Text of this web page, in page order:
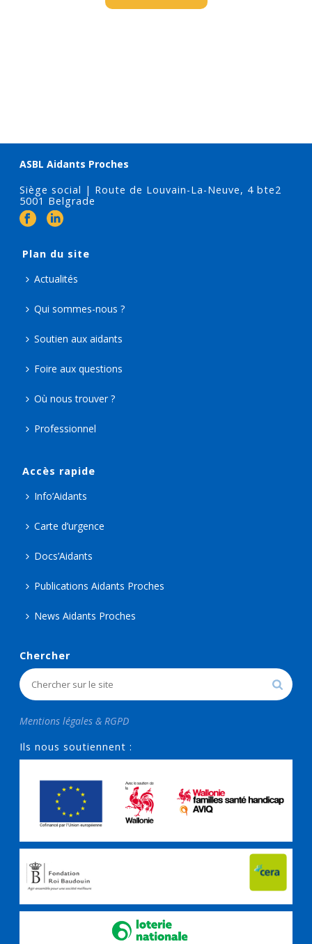
ASBL Aidants Proches
Siège social | Route de Louvain-La-Neuve, 4 bte2
5001 Belgrade
Plan du site
Actualités
Qui sommes-nous ?
Soutien aux aidants
Foire aux questions
Où nous trouver ?
Professionnel
Accès rapide
Info’Aidants
Carte d’urgence
Docs’Aidants
Publications Aidants Proches
News Aidants Proches
Chercher
Mentions légales & RGPD
Ils nous soutiennent :